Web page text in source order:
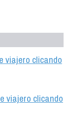
viajero clicando
viajero clicando